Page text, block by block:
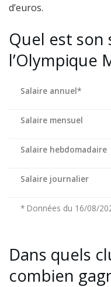
d’euros.
Quel est son
l’Olympique
Salaire annuel*
Salaire mensuel
Salaire hebdomadaire
Salaire journalier
* Données du 16/08/
Dans quels
combien